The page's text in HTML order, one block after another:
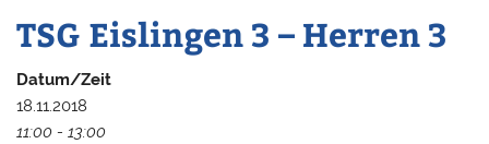
TSG Eislingen 3 – Herren 3
Datum/Zeit
18.11.2018
11:00 - 13:00